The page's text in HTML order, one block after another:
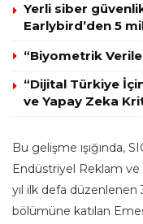
Yerli siber
Earlybird’den 5
“Biyometrik
“Dijital Türkiye
ve Yapay Zeka
Bu gelişme ışığında,
Endüstriyel Reklam ve
yıl ilk defa
bölümüne katılan